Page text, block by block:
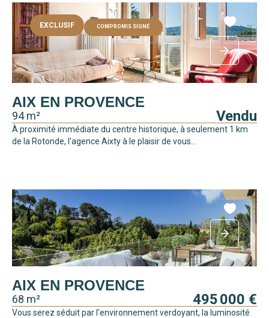
EXCLUSIF COMPROMIS SIGNÉ
AIX EN PROVENCE
94 m² Vendu
À proximité immédiate du centre historique, à seulement 1 km
de la Rotonde, l'agence Aixty à le plaisir de vous...
AIX EN PROVENCE
68 m² 495 000 €
Vous serez séduit par l'environnement verdoyant, la luminosité